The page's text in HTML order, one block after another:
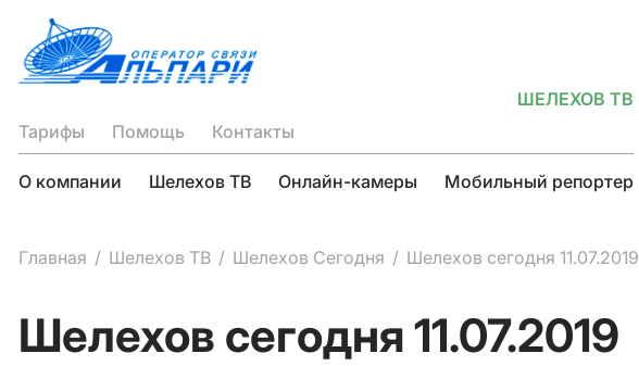
ШЕЛЕХОВ ТВ
Тарифы
Помощь Контакты
О компании Шелехов ТВ Онлайн-камеры Мобильный репортер
Главная Шелехов ТВ Шелехов Сегодня Шелехов сегодня 11.07.2019
Шелехов сегодня 11.07.2019